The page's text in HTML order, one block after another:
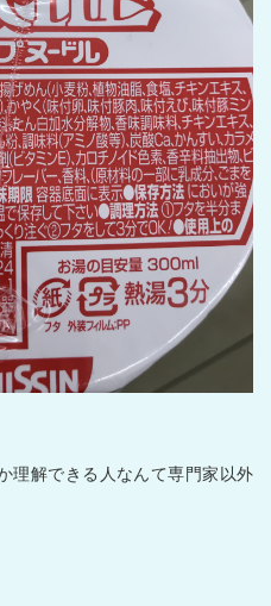
理解できる人なんて専門家以外